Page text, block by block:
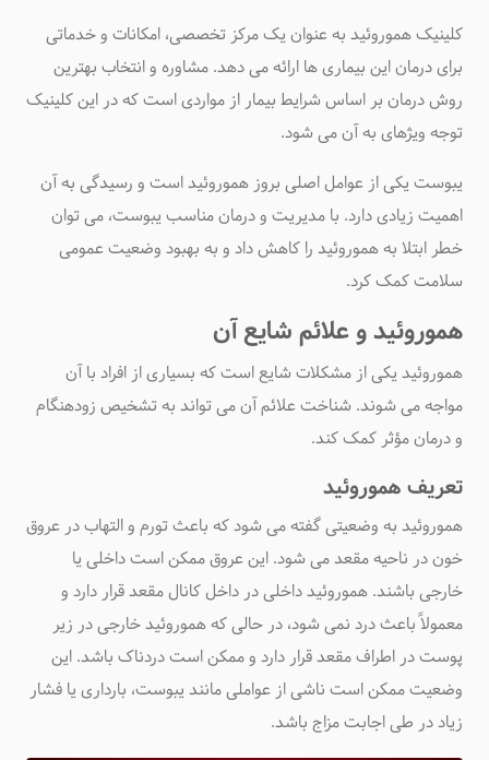
کلینیک هموروئید به عنوان یک مرکز تخصصی، امکانات و خدماتی
برای درمان این بیماری ها ارائه می دهد. مشاوره و انتخاب بهترین
روش درمان بر اساس شرایط بیمار از مواردی است که در این کلینیک
توجه ویژهای به آن می شود.
یبوست یکی از عوامل اصلی بروز هموروئید است و رسیدگی به آن
اهمیت زیادی دارد. با مدیریت و درمان مناسب یبوست، می توان
خطر ابتلا به هموروئید را کاهش داد و به بهبود وضعیت عمومی
سلامت کمک کرد.
هموروئید و علائم شایع آن
هموروئید یکی از مشکلات شایع است که بسیاری از افراد با آن
مواجه می شوند. شناخت علائم آن می تواند به تشخیص زودهنگام
و درمان مؤثر کمک کند.
تعریف هموروئید
هموروئید به وضعیتی گفته می شود که باعث تورم و التهاب در عروق
خون در ناحیه مقعد می شود. این عروق ممکن است داخلی یا
خارجی باشند. هموروئید داخلی در داخل کانال مقعد قرار دارد و
معمولاً باعث درد نمی شود، در حالی که هموروئید خارجی در زیر
پوست در اطراف مقعد قرار دارد و ممکن است دردناک باشد. این
وضعیت ممکن است ناشی از عواملی مانند یبوست، بارداری یا فشار
زیاد در طی اجابت مزاج باشد.